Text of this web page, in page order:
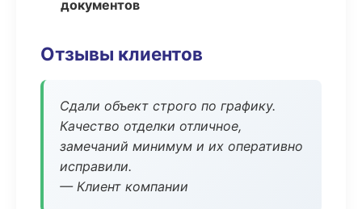
документов
Отзывы клиентов
Сдали объект строго по графику.
Качество отделки отличное,
замечаний минимум и их оперативно
исправили.
— Клиент компании